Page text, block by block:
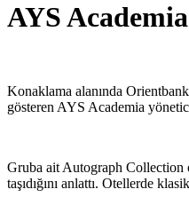
AYS
Konaklama alanında
gösteren AYS Academia
Gruba ait Autograph Collection
taşıdığını anlattı. Otellerde